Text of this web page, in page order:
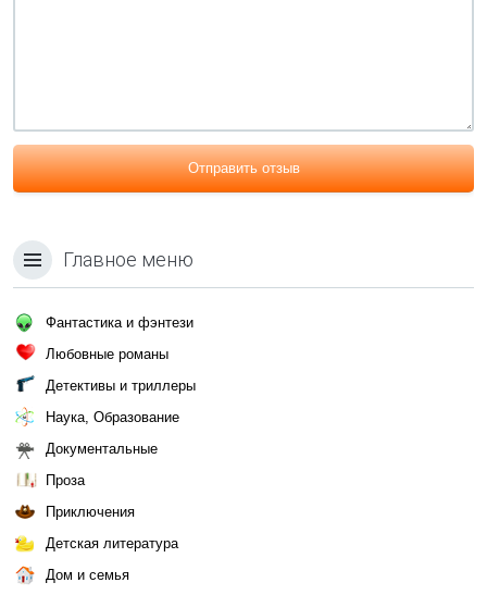
Отправить отзыв
Главное меню
Фантастика и фэнтези
Любовные романы
Детективы и триллеры
Наука, Образование
Документальные
Проза
Приключения
Детская литература
Дом и семья